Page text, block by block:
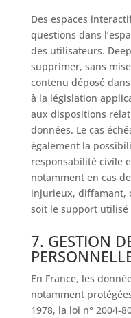
Des espaces
questions dans
des utilisateurs.
supprimer, sans
contenu déposé
à la législation
aux dispositions
données. Le cas
également la
responsabilité civile
notamment en cas
injurieux, diffamant,
soit le support
7. GESTION
En France, les
notamment
1978, la loi n° 2004-